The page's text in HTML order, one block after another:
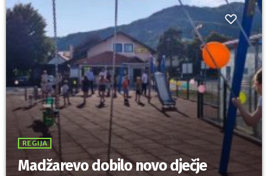
REGIJA
Madžarevo dobilo novo dječje